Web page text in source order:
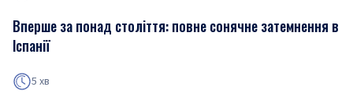
Вперше за понад століття: повне сонячне затемнення в
Іспанії
5 хв